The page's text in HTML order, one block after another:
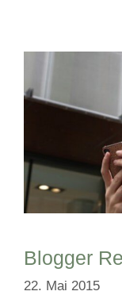
Blogger
22. Mai 2015